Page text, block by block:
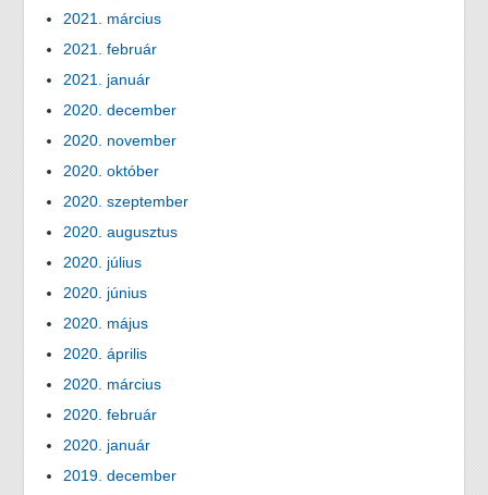
2021. március
2021. február
2021. január
2020. december
2020. november
2020. október
2020. szeptember
2020. augusztus
2020. július
2020. június
2020. május
2020. április
2020. március
2020. február
2020. január
2019. december